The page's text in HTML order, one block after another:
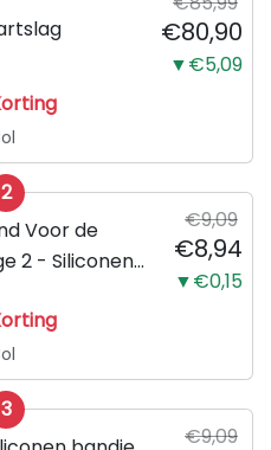
€80,90
▼€5,09
2
Voor de
2 - Siliconen
- Geschikt
Tracker /
Band /...
€9,09
€8,94
▼€0,15
3
€9,09